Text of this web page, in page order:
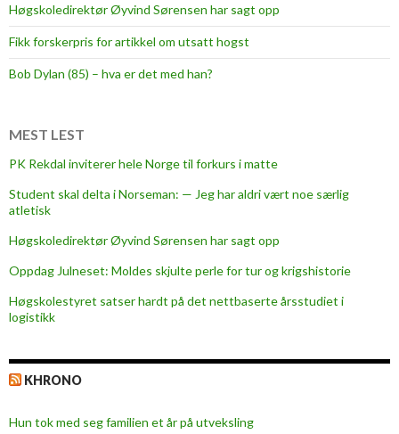
Høgskoledirektør Øyvind Sørensen har sagt opp
Fikk forskerpris for artikkel om utsatt hogst
Bob Dylan (85) – hva er det med han?
MEST LEST
PK Rekdal inviterer hele Norge til forkurs i matte
Student skal delta i Norseman: — Jeg har aldri vært noe særlig
atletisk
Høgskoledirektør Øyvind Sørensen har sagt opp
Oppdag Julneset: Moldes skjulte perle for tur og krigshistorie
Høgskolestyret satser hardt på det nettbaserte årsstudiet i
logistikk
KHRONO
Hun tok med seg familien et år på utveksling